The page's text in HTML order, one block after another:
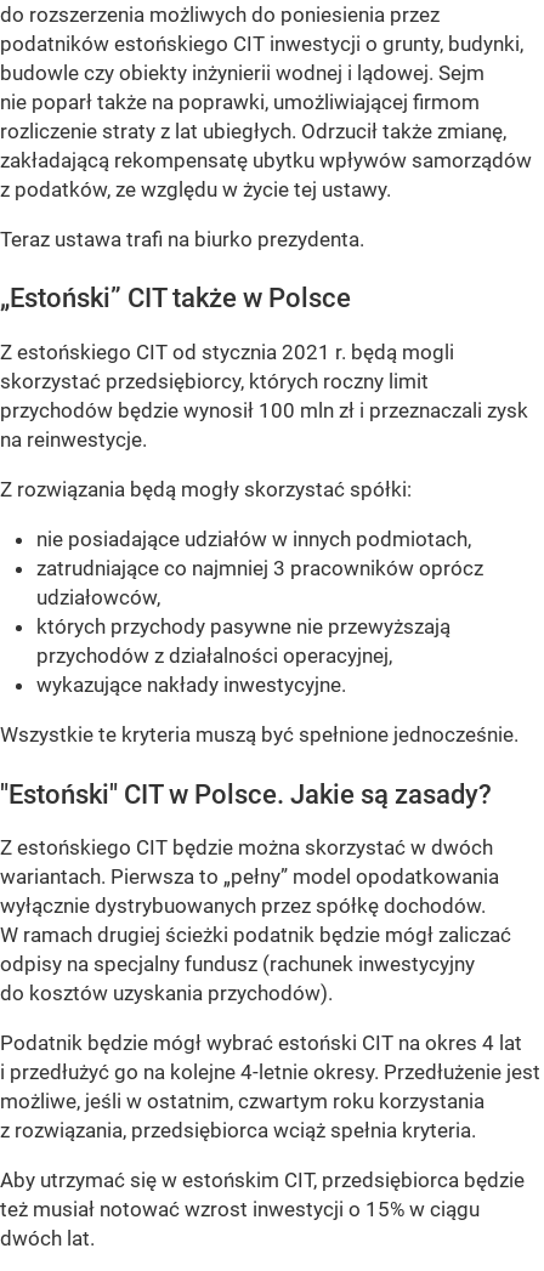
do rozszerzenia możliwych do poniesienia przez
podatników estońskiego CIT inwestycji o grunty, budynki,
budowle czy obiekty inżynierii wodnej i lądowej. Sejm
nie poparł także na poprawki, umożliwiającej firmom
rozliczenie straty z lat ubiegłych. Odrzucił także zmianę,
zakładającą rekompensatę ubytku wpływów samorządów
z podatków, ze względu w życie tej ustawy.
Teraz ustawa trafi na biurko prezydenta.
„Estoński” CIT także w Polsce
Z estońskiego CIT od stycznia 2021 r. będą mogli
skorzystać przedsiębiorcy, których roczny limit
przychodów będzie wynosił 100 mln zł i przeznaczali zysk
na reinwestycje.
Z rozwiązania będą mogły skorzystać spółki:
nie posiadające udziałów w innych podmiotach,
zatrudniające co najmniej 3 pracowników oprócz
udziałowców,
których przychody pasywne nie przewyższają
przychodów z działalności operacyjnej,
wykazujące nakłady inwestycyjne.
Wszystkie te kryteria muszą być spełnione jednocześnie.
"Estoński" CIT w Polsce. Jakie są zasady?
Z estońskiego CIT będzie można skorzystać w dwóch
wariantach. Pierwsza to „pełny” model opodatkowania
wyłącznie dystrybuowanych przez spółkę dochodów.
W ramach drugiej ścieżki podatnik będzie mógł zaliczać
odpisy na specjalny fundusz (rachunek inwestycyjny
do kosztów uzyskania przychodów).
Podatnik będzie mógł wybrać estoński CIT na okres 4 lat
i przedłużyć go na kolejne 4-letnie okresy. Przedłużenie jest
możliwe, jeśli w ostatnim, czwartym roku korzystania
z rozwiązania, przedsiębiorca wciąż spełnia kryteria.
Aby utrzymać się w estońskim CIT, przedsiębiorca będzie
też musiał notować wzrost inwestycji o 15% w ciągu
dwóch lat.